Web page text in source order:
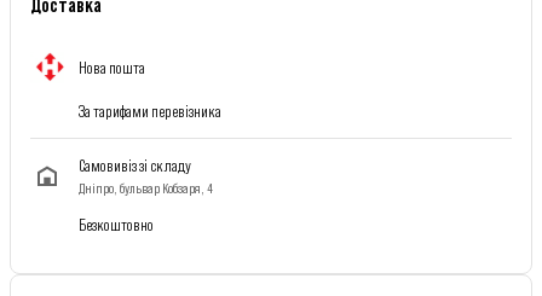
Доставка
Нова пошта
За тарифами перевізника
Самовивіз зі складу
Дніпро, бульвар Кобзаря, 4
Безкоштовно